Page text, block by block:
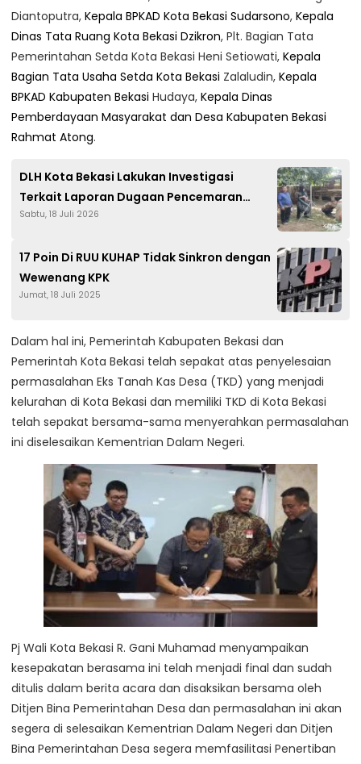
Diantoputra, Kepala BPKAD Kota Bekasi Sudarsono, Kepala
Dinas Tata Ruang Kota Bekasi Dzikron, Plt. Bagian Tata
Pemerintahan Setda Kota Bekasi Heni Setiowati, Kepala
Bagian Tata Usaha Setda Kota Bekasi Zalaludin, Kepala
BPKAD Kabupaten Bekasi Hudaya, Kepala Dinas
Pemberdayaan Masyarakat dan Desa Kabupaten Bekasi
Rahmat Atong.
DLH Kota Bekasi Lakukan Investigasi
Terkait Laporan Dugaan Pencemaran
Udara di Sumur Batu
Sabtu, 18 Juli 2026
17 Poin Di RUU KUHAP Tidak Sinkron dengan
Wewenang KPK
Jumat, 18 Juli 2025
Dalam hal ini, Pemerintah Kabupaten Bekasi dan
Pemerintah Kota Bekasi telah sepakat atas penyelesaian
permasalahan Eks Tanah Kas Desa (TKD) yang menjadi
kelurahan di Kota Bekasi dan memiliki TKD di Kota Bekasi
telah sepakat bersama-sama menyerahkan permasalahan
ini diselesaikan Kementrian Dalam Negeri.
Pj Wali Kota Bekasi R. Gani Muhamad menyampaikan
kesepakatan berasama ini telah menjadi final dan sudah
ditulis dalam berita acara dan disaksikan bersama oleh
Ditjen Bina Pemerintahan Desa dan permasalahan ini akan
segera di selesaikan Kementrian Dalam Negeri dan Ditjen
Bina Pemerintahan Desa segera memfasilitasi Penertiban